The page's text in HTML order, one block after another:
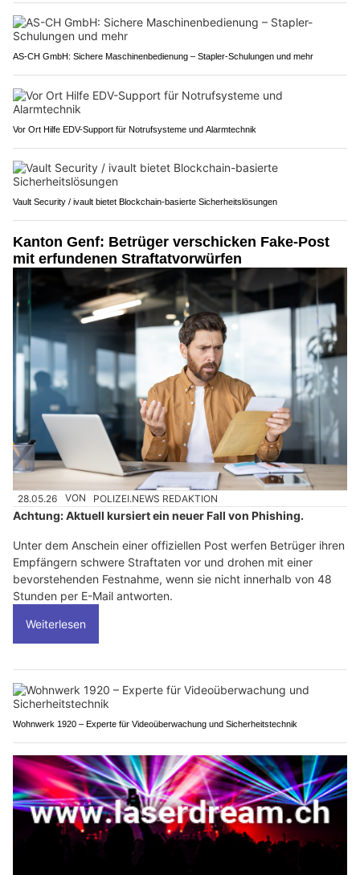
AS-CH GmbH: Sichere Maschinenbedienung – Stapler-Schulungen und mehr
Vor Ort Hilfe EDV-Support für Notrufsysteme und Alarmtechnik
Vault Security / ivault bietet Blockchain-basierte Sicherheitslösungen
Kanton Genf: Betrüger verschicken Fake-Post
mit erfundenen Straftatvorwürfen
28.05.26 VON POLIZEI.NEWS REDAKTION
Achtung: Aktuell kursiert ein neuer Fall von Phishing.
Unter dem Anschein einer offiziellen Post werfen Betrüger ihren
Empfängern schwere Straftaten vor und drohen mit einer
bevorstehenden Festnahme, wenn sie nicht innerhalb von 48
Stunden per E-Mail antworten.
Weiterlesen
Wohnwerk 1920 – Experte für Videoüberwachung und Sicherheitstechnik